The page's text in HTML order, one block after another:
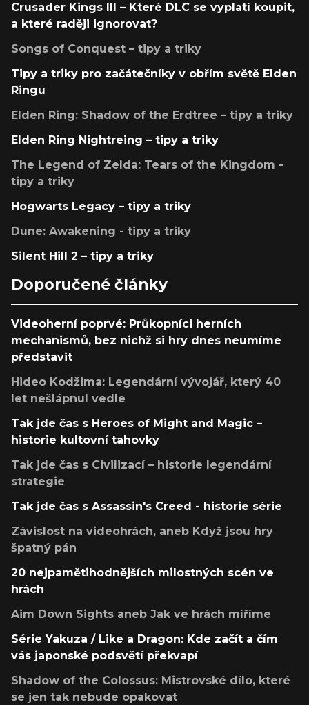
Crusader Kings III – Které DLC se vyplatí koupit,
a které raději ignorovat?
Songs of Conquest – tipy a triky
Tipy a triky pro začátečníky v obřím světě Elden
Ringu
Elden Ring: Shadow of the Erdtree – tipy a triky
Elden Ring Nightreing – tipy a triky
The Legend of Zelda: Tears of the Kingdom -
tipy a triky
Hogwarts Legacy – tipy a triky
Dune: Awakening - tipy a triky
Silent Hill 2 – tipy a triky
Doporučené články
Videoherní poprvé: Průkopníci herních
mechanismů, bez nichž si hry dnes neumíme
představit
Hideo Kodžima: Legendární vývojář, který 40
let nešlápnul vedle
Tak jde čas s Heroes of Might and Magic –
historie kultovní tahovky
Tak jde čas s Civilizací – historie legendární
strategie
Tak jde čas s Assassin's Creed - historie série
Závislost na videohrách, aneb Když jsou hry
špatný pán
20 nejpamětihodnějších milostných scén ve
hrách
Aim Down Sights aneb Jak ve hrách míříme
Série Yakuza / Like a Dragon: Kde začít a čím
vás japonské podsvětí překvapí
Shadow of the Colossus: Mistrovské dílo, které
se jen tak nebude opakovat